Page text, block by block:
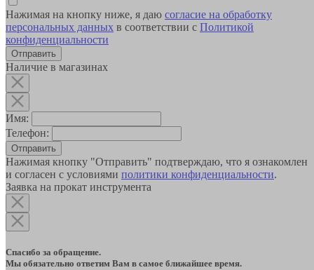
Нажимая на кнопку ниже, я даю согласие на обработку
персональных данных в соответствии с Политикой
конфиденциальности
Наличие в магазинах
Имя:
Телефон:
Отправить
Нажимая кнопку "Отправить" подтверждаю, что я ознакомлен
и согласен с условиями политики конфиденциальности.
Заявка на прокат инструмента
Спасибо за обращение.
Мы обязательно ответим Вам в самое ближайшее время.